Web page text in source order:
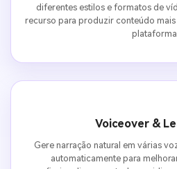
diferentes estilos e formatos de
recurso para produzir conteúdo
plataforma.
Voiceover &
Gere narração natural em várias
automaticamente para